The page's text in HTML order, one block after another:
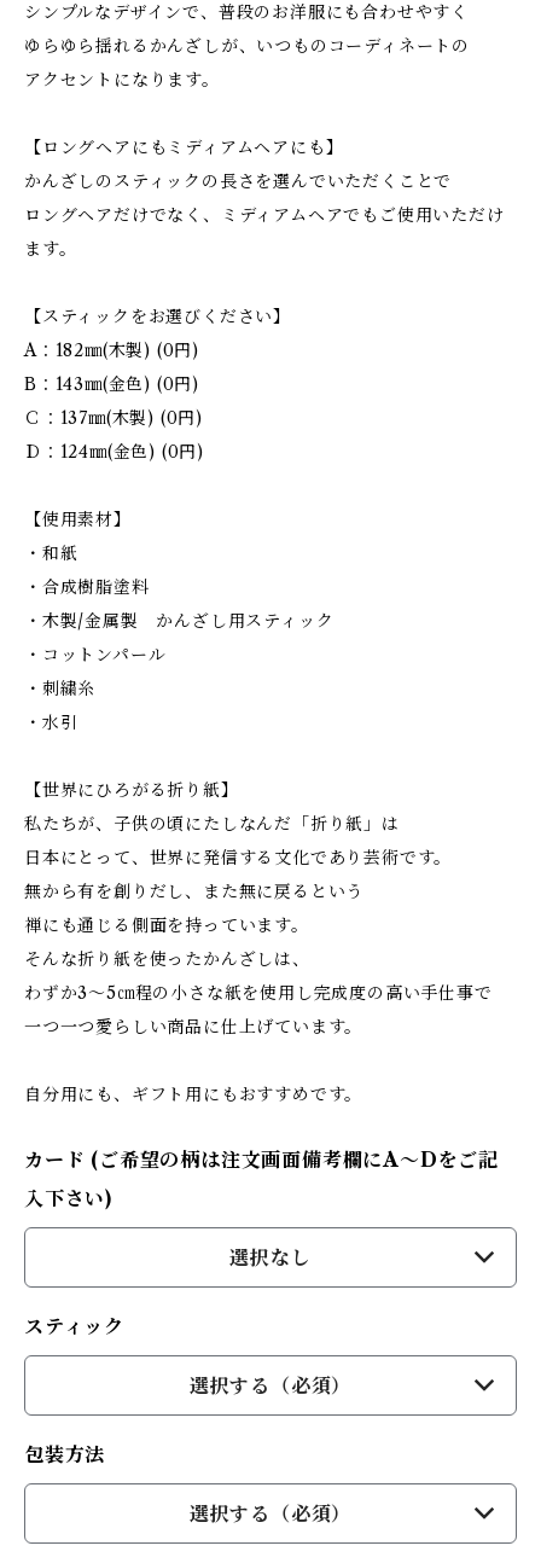
シンプルなデザインで、普段のお洋服にも合わせやすく
ゆらゆら揺れるかんざしが、いつものコーディネートの
アクセントになります。
【ロングヘアにもミディアムヘアにも】
かんざしのスティックの長さを選んでいただくことで
ロングヘアだけでなく、ミディアムヘアでもご使用いただけ
ます。
【スティックをお選びください】
A：182㎜(木製) (0円)
B：143㎜(金色) (0円)
Ｃ：137㎜(木製) (0円)
Ｄ：124㎜(金色) (0円)
【使用素材】
・和紙
・合成樹脂塗料
・木製/金属製 かんざし用スティック
・コットンパール
・刺繍糸
・水引
【世界にひろがる折り紙】
私たちが、子供の頃にたしなんだ「折り紙」は
日本にとって、世界に発信する文化であり芸術です。
無から有を創りだし、また無に戻るという
禅にも通じる側面を持っています。
そんな折り紙を使ったかんざしは、
わずか3～5㎝程の小さな紙を使用し完成度の高い手仕事で
一つ一つ愛らしい商品に仕上げています。
自分用にも、ギフト用にもおすすめです。
カード (ご希望の柄は注文画面備考欄にA～Dをご記
入下さい)
選択なし
スティック
選択する（必須）
包装方法
選択する（必須）